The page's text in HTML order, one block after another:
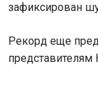
зафиксирован
Рекорд еще
представителям